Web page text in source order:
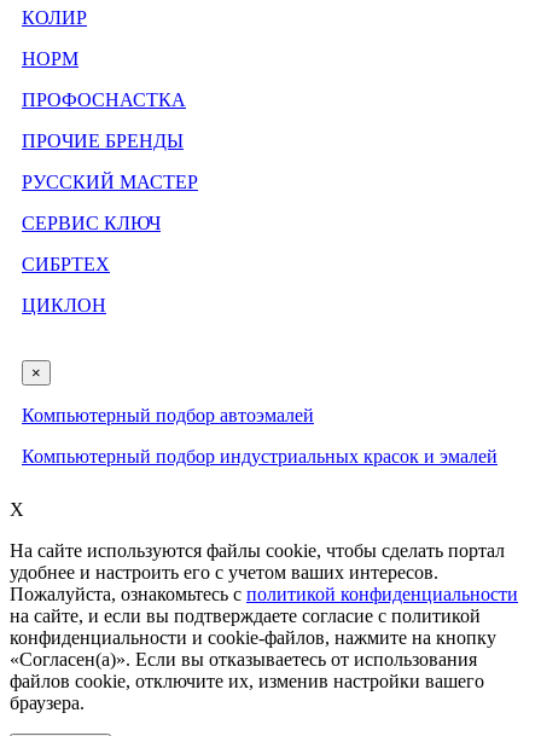
КОЛИР
НОРМ
ПРОФОСНАСТКА
ПРОЧИЕ БРЕНДЫ
РУССКИЙ МАСТЕР
СЕРВИС КЛЮЧ
СИБРТЕХ
ЦИКЛОН
×
Компьютерный подбор автоэмалей
Компьютерный подбор индустриальных красок и эмалей
X
На сайте используются файлы cookie, чтобы сделать портал
удобнее и настроить его с учетом ваших интересов.
Пожалуйста, ознакомьтесь с политикой конфиденциальности
на сайте, и если вы подтверждаете согласие с политикой
конфиденциальности и cookie-файлов, нажмите на кнопку
«Согласен(а)». Если вы отказываетесь от использования
файлов cookie, отключите их, изменив настройки вашего
браузера.